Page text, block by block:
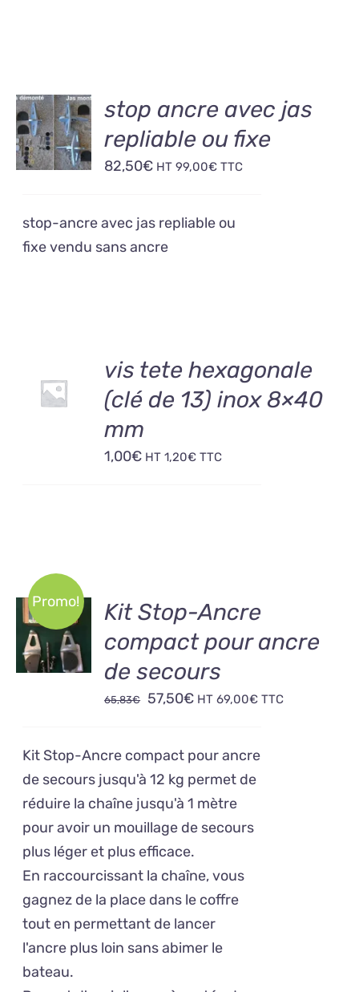
AJOUTER
AU
PANIER
/
DÉTAILS
stop ancre avec jas
repliable ou fixe
82,50€ HT99,00€ TTC
stop-ancre avec jas repliable ou
fixe vendu sans ancre
AU
PANIER
vis tete hexagonale
(clé de 13) inox 8×40
mm
1,00€ HT1,20€ TTC
Promo!
AJOUTER
PANIER
/
DÉTAILS
Kit Stop-Ancre
compact pour ancre
de secours
65,83€
Le
initial
était :
65,83€.
57,50€Le
57,50€.
HT69,00€ TTC
Kit Stop-Ancre compact pour ancre
de secours jusqu'à 12 kg permet de
réduire la chaîne jusqu'à 1 mètre
pour avoir un mouillage de secours
plus léger et plus efficace.
En raccourcissant la chaîne, vous
gagnez de la place dans le coffre
tout en permettant de lancer
l'ancre plus loin sans abimer le
bateau.